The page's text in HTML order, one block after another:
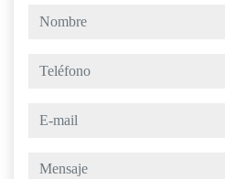
nombre
teléfono
e-mail
mensaje